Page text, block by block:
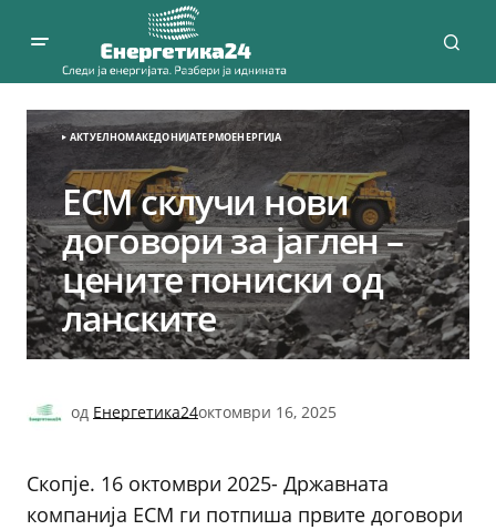
АКТУЕЛНОМАКЕДОНИЈАТЕРМОЕНЕРГИЈА
ЕСМ склучи нови
договори за јаглен –
цените пониски од
ланските
од Енергетика24октомври 16, 2025
Скопје. 16 октомври 2025- Државната
компанија ЕСМ ги потпиша првите договори